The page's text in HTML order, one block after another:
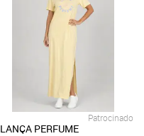
Patrocinado
LANÇA PERFUME